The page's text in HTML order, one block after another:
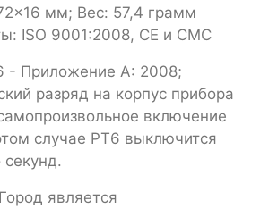
мм; Вес: 57,4 грамм
ISO 9001:2008, CE и CMC
- Приложение A: 2008;
разряд на корпус прибора
включение
случае PT6 выключится
секунд.
является